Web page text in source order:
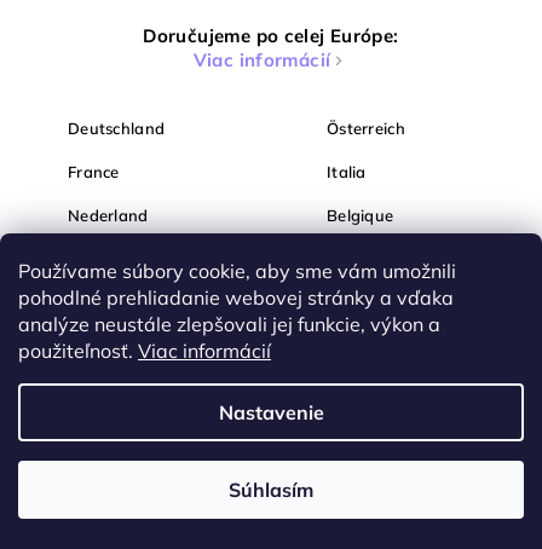
Používame súbory cookie, aby sme vám umožnili
pohodlné prehliadanie webovej stránky a vďaka
analýze neustále zlepšovali jej funkcie, výkon a
použiteľnosť. Viac informácií
Nastavenie
Súhlasím
Doručujeme po celej Európe:
Viac informácií
Deutschland Österreich
France Italia
Nederland Belgique
România България
Hrvatska